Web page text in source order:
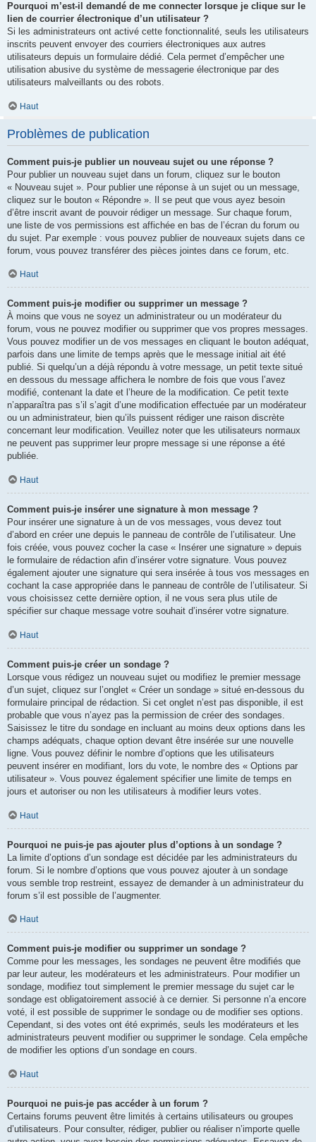
Pourquoi m’est-il demandé de me connecter lorsque je clique sur le
lien de courrier électronique d’un utilisateur ?
Si les administrateurs ont activé cette fonctionnalité, seuls les utilisateurs
inscrits peuvent envoyer des courriers électroniques aux autres
utilisateurs depuis un formulaire dédié. Cela permet d’empêcher une
utilisation abusive du système de messagerie électronique par des
utilisateurs malveillants ou des robots.
Haut
Problèmes de publication
Comment puis-je publier un nouveau sujet ou une réponse ?
Pour publier un nouveau sujet dans un forum, cliquez sur le bouton
« Nouveau sujet ». Pour publier une réponse à un sujet ou un message,
cliquez sur le bouton « Répondre ». Il se peut que vous ayez besoin
d’être inscrit avant de pouvoir rédiger un message. Sur chaque forum,
une liste de vos permissions est affichée en bas de l’écran du forum ou
du sujet. Par exemple : vous pouvez publier de nouveaux sujets dans ce
forum, vous pouvez transférer des pièces jointes dans ce forum, etc.
Haut
Comment puis-je modifier ou supprimer un message ?
À moins que vous ne soyez un administrateur ou un modérateur du
forum, vous ne pouvez modifier ou supprimer que vos propres messages.
Vous pouvez modifier un de vos messages en cliquant le bouton adéquat,
parfois dans une limite de temps après que le message initial ait été
publié. Si quelqu’un a déjà répondu à votre message, un petit texte situé
en dessous du message affichera le nombre de fois que vous l’avez
modifié, contenant la date et l’heure de la modification. Ce petit texte
n’apparaîtra pas s’il s’agit d’une modification effectuée par un modérateur
ou un administrateur, bien qu’ils puissent rédiger une raison discrète
concernant leur modification. Veuillez noter que les utilisateurs normaux
ne peuvent pas supprimer leur propre message si une réponse a été
publiée.
Haut
Comment puis-je insérer une signature à mon message ?
Pour insérer une signature à un de vos messages, vous devez tout
d’abord en créer une depuis le panneau de contrôle de l’utilisateur. Une
fois créée, vous pouvez cocher la case « Insérer une signature » depuis
le formulaire de rédaction afin d’insérer votre signature. Vous pouvez
également ajouter une signature qui sera insérée à tous vos messages en
cochant la case appropriée dans le panneau de contrôle de l’utilisateur. Si
vous choisissez cette dernière option, il ne vous sera plus utile de
spécifier sur chaque message votre souhait d’insérer votre signature.
Haut
Comment puis-je créer un sondage ?
Lorsque vous rédigez un nouveau sujet ou modifiez le premier message
d’un sujet, cliquez sur l’onglet « Créer un sondage » situé en-dessous du
formulaire principal de rédaction. Si cet onglet n’est pas disponible, il est
probable que vous n’ayez pas la permission de créer des sondages.
Saisissez le titre du sondage en incluant au moins deux options dans les
champs adéquats, chaque option devant être insérée sur une nouvelle
ligne. Vous pouvez définir le nombre d’options que les utilisateurs
peuvent insérer en modifiant, lors du vote, le nombre des « Options par
utilisateur ». Vous pouvez également spécifier une limite de temps en
jours et autoriser ou non les utilisateurs à modifier leurs votes.
Haut
Pourquoi ne puis-je pas ajouter plus d’options à un sondage ?
La limite d’options d’un sondage est décidée par les administrateurs du
forum. Si le nombre d’options que vous pouvez ajouter à un sondage
vous semble trop restreint, essayez de demander à un administrateur du
forum s’il est possible de l’augmenter.
Haut
Comment puis-je modifier ou supprimer un sondage ?
Comme pour les messages, les sondages ne peuvent être modifiés que
par leur auteur, les modérateurs et les administrateurs. Pour modifier un
sondage, modifiez tout simplement le premier message du sujet car le
sondage est obligatoirement associé à ce dernier. Si personne n’a encore
voté, il est possible de supprimer le sondage ou de modifier ses options.
Cependant, si des votes ont été exprimés, seuls les modérateurs et les
administrateurs peuvent modifier ou supprimer le sondage. Cela empêche
de modifier les options d’un sondage en cours.
Haut
Pourquoi ne puis-je pas accéder à un forum ?
Certains forums peuvent être limités à certains utilisateurs ou groupes
d’utilisateurs. Pour consulter, rédiger, publier ou réaliser n’importe quelle